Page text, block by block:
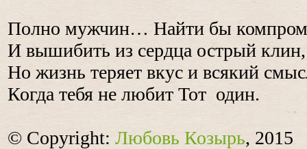
Полно мужчин… Найти бы
И вышибить из сердца острый клин,
Но жизнь теряет вкус и всякий
Когда тебя не любит Тот один.
© Copyright: Любовь Козырь, 2015